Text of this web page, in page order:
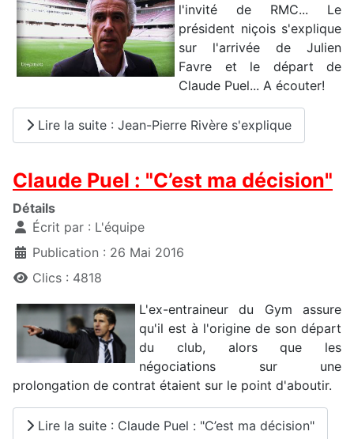
l'invité de RMC... Le
président niçois s'explique
sur l'arrivée de Julien
Favre et le départ de
Claude Puel... A écouter!
Lire la suite : Jean-Pierre Rivère s'explique
Claude Puel : "C’est ma décision"
Détails
Écrit par : L'équipe
Publication : 26 Mai 2016
Clics : 4818
L'ex-entraineur du Gym assure
qu'il est à l'origine de son départ
du club, alors que les
négociations sur une
prolongation de contrat étaient sur le point d'aboutir.
Lire la suite : Claude Puel : "C’est ma décision"